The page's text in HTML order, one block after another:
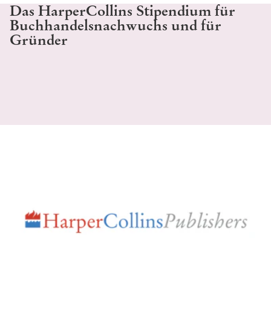
Das HarperCollins Stipendium für
Buchhandelsnachwuchs und für
Gründer